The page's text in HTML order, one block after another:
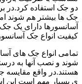
دو جک استفاده
جک ها بیشتر هم شوند
آسانسورها دارای یک
کیفیت انواع جک آسانسور
تمامی انواع جک های
شوند و نصب آنها به
هستند.در واقع
ی بسیار مهم است این